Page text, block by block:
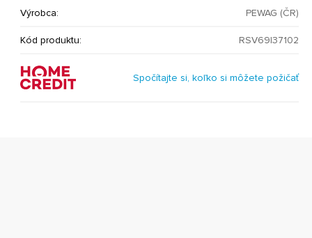
Výrobca: PEWAG (ČR)
Kód produktu: RSV69|37102
Spočítajte si, koľko si môžete požičať